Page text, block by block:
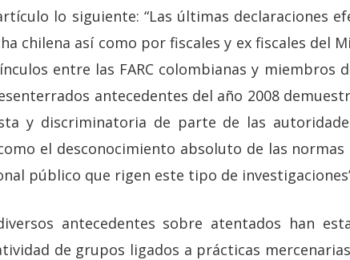
lo siguiente: “Las últimas declaraciones
chilena así como por fiscales y ex fiscales del
entre las FARC colombianas y miembros
antecedentes del año 2008
y discriminatoria de parte de las
el desconocimiento absoluto de las normas
público que rigen este tipo de
antecedentes sobre atentados han
de grupos ligados a prácticas